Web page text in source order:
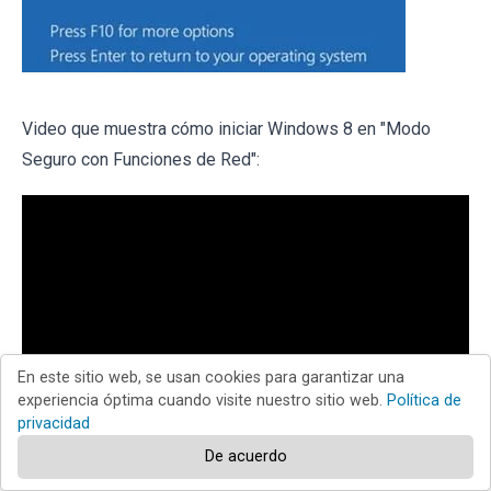
Video que muestra cómo iniciar Windows 8 en "Modo
Seguro con Funciones de Red":
Usuarios de Windows 10:Haga clic en el logotipo de
En este sitio web, se usan cookies para garantizar una
experiencia óptima cuando visite nuestro sitio web. Política de
privacidad
De acuerdo